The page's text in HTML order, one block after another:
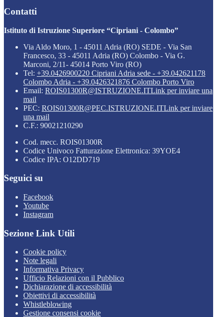
Contatti
Istituto di Istruzione Superiore “Cipriani - Colombo”
Via Aldo Moro, 1 - 45011 Adria (RO) SEDE - Via San
Francesco, 33 - 45011 Adria (RO) Colombo - Via G.
Marconi, 2/11- 45014 Porto Viro (RO)
Tel: +39.0426900220 Cipriani Adria sede - +39.042621178
Colombo Adria - +39.0426321876 Colombo Porto Viro
Email: ROIS01300R@ISTRUZIONE.ITLink per inviare una
mail
PEC: ROIS01300R@PEC.ISTRUZIONE.ITLink per inviare
una mail
C.F.: 90021210290
Cod. mecc. ROIS01300R
Codice Univoco Fatturazione Elettronica: 39YOE4
Codice IPA: O12DD719
Seguici su
Facebook
Youtube
Instagram
Sezione Link Utili
Cookie policy
Note legali
Informativa Privacy
Ufficio Relazioni con il Pubblico
Dichiarazione di accessibilità
Obiettivi di accessibilità
Whistleblowing
Gestione consensi cookie